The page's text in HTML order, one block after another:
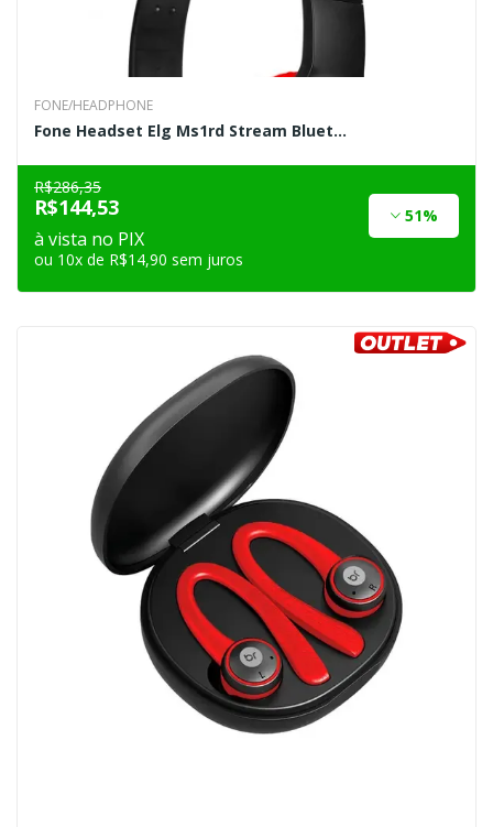
FONE/HEADPHONE
Fone Headset Elg Ms1rd Stream Bluet...
R$286,35
R$144,53 51%
à vista no PIX
ou 10x de R$14,90 sem juros